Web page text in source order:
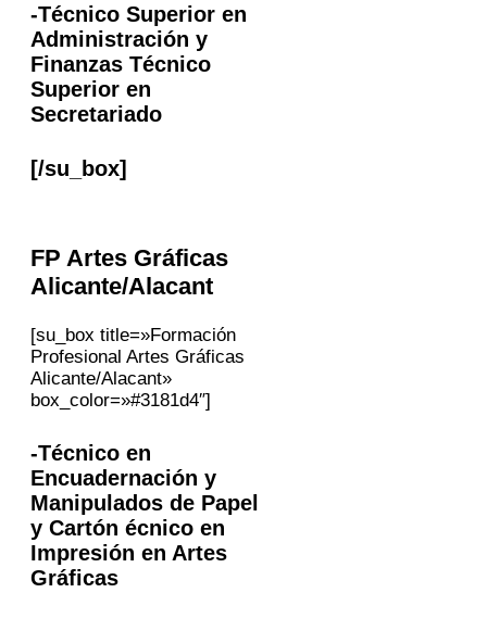
-Técnico Superior en
Administración y
Finanzas Técnico
Superior en
Secretariado
[/su_box]
FP Artes Gráficas
Alicante/Alacant
[su_box title=»Formación
Profesional Artes Gráficas
Alicante/Alacant»
box_color=»#3181d4″]
-Técnico en
Encuadernación y
Manipulados de Papel
y Cartón écnico en
Impresión en Artes
Gráficas